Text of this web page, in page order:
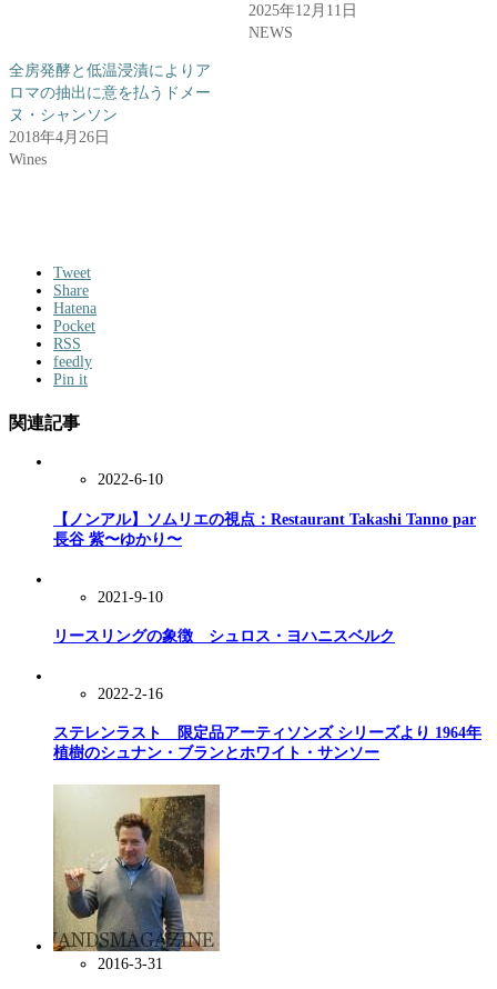
2025年12月11日
NEWS
全房発酵と低温浸漬によりア
ロマの抽出に意を払うドメー
ヌ・シャンソン
2018年4月26日
Wines
Tweet
Share
Hatena
Pocket
RSS
feedly
Pin it
関連記事
2022-6-10
【ノンアル】ソムリエの視点：Restaurant Takashi Tanno par
長谷 紫〜ゆかり〜
2021-9-10
リースリングの象徴 シュロス・ヨハニスベルク
2022-2-16
ステレンラスト 限定品アーティソンズ シリーズより 1964年
植樹のシュナン・ブランとホワイト・サンソー
2016-3-31